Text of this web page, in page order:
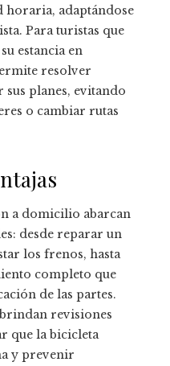
adaptándose
Para turistas que
estancia en
resolver
planes, evitando
o cambiar rutas
a domicilio abarcan
desde reparar un
los frenos, hasta
completo que
de las partes.
revisiones
que la bicicleta
y prevenir